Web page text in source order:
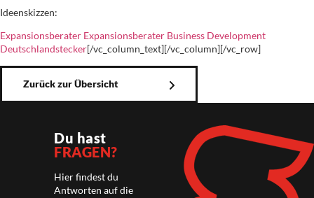
Ideenskizzen:
Expansionsberater Expansionsberater Business Development
Deutschlandstecker[/vc_column_text][/vc_column][/vc_row]
Zurück zur Übersicht
Du hast
FRAGEN?
Hier findest du
Antworten auf die